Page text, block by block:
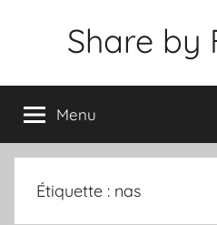
Share by
Menu
Étiquette : nas